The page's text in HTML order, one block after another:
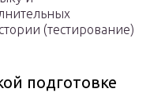
(тестирование)
подготовке